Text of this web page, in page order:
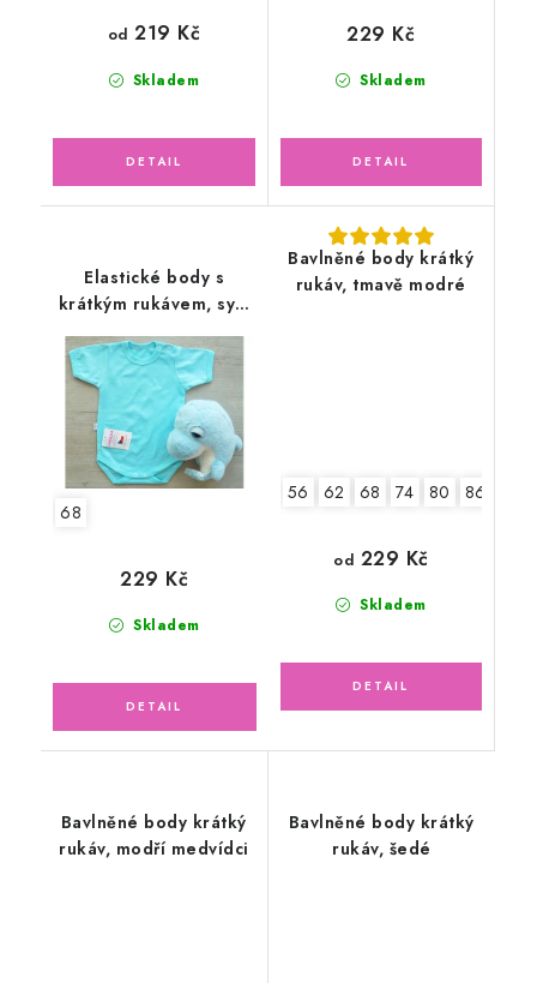
Skladem
od 219 Kč
Skladem
229 Kč
Elastické body s
krátkým rukávem, sytý
68
Skladem
229 Kč
Bavlněné body krátký
rukáv, tmavě modré
56 62 68 74 80 86
Skladem
od 229 Kč
Bavlněné body krátký
rukáv, modří medvídci
Bavlněné body krátký
rukáv, šedé